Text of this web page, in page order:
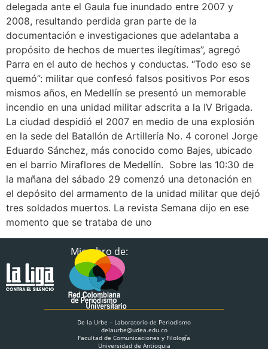
delegada ante el Gaula fue inundado entre 2007 y
2008, resultando perdida gran parte de la
documentación e investigaciones que adelantaba a
propósito de hechos de muertes ilegítimas”, agregó
Parra en el auto de hechos y conductas. “Todo eso se
quemó”: militar que confesó falsos positivos Por esos
mismos años, en Medellín se presentó un memorable
incendio en una unidad militar adscrita a la IV Brigada.
La ciudad despidió el 2007 en medio de una explosión
en la sede del Batallón de Artillería No. 4 coronel Jorge
Eduardo Sánchez, más conocido como Bajes, ubicado
en el barrio Miraflores de Medellín. Sobre las 10:30 de
la mañana del sábado 29 comenzó una detonación en
el depósito del armamento de la unidad militar que dejó
tres soldados muertos. La revista Semana dijo en ese
momento que se trataba de uno
Miembro de:
De la Urbe – Laboratorio de Periodismo
delaurbe@udea.edu.co
Facultad de Comunicaciones y Filología
Universidad de Antioquia